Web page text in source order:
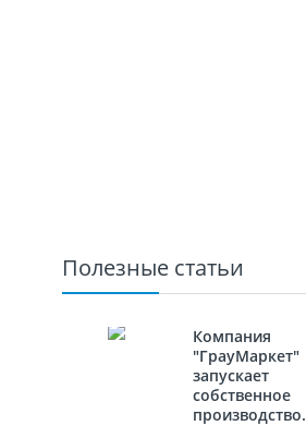
Полезные статьи
Компания
"ГрауМаркет"
запускает
собственное
производство.